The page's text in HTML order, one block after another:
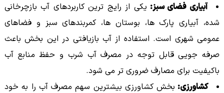
آبیاری فضای سبز: یکی از رایج ترین کاربردهای آب بازچرخانی
شده، آبیاری پارک ها، بوستان ها، کمربندهای سبز و فضاهای
عمومی شهری است. استفاده از آب بازیافتی در این بخش باعث
صرفه جویی قابل توجه در مصرف آب شرب و حفظ منابع آب
باکیفیت برای مصارف ضروری تر می شود.
کشاورزی: بخش کشاورزی بیشترین سهم مصرف آب را به خود